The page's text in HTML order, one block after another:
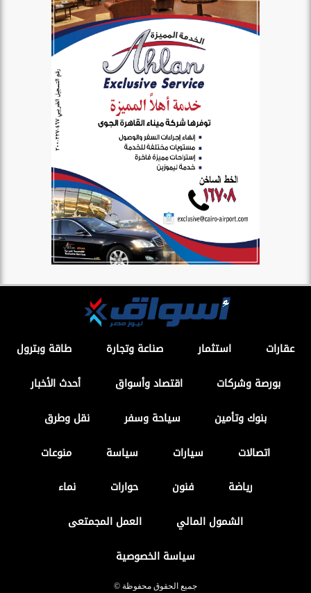
عقارات استثمار صناعة وتجارة
طاقة وبترول
بورصة وشركات
اقتصاد وأسواق
أحدث الأخبار
بنوك وتأمين
سياحة وسفر
نقل وطرق
اتصالات
سيارات سياسة
منوعات
رياضة
فنون حوارات
نماء
الشمول المالي
العمل المجمتعى
سياسة الخصوصية
جميع الحقوق محفوظة ©